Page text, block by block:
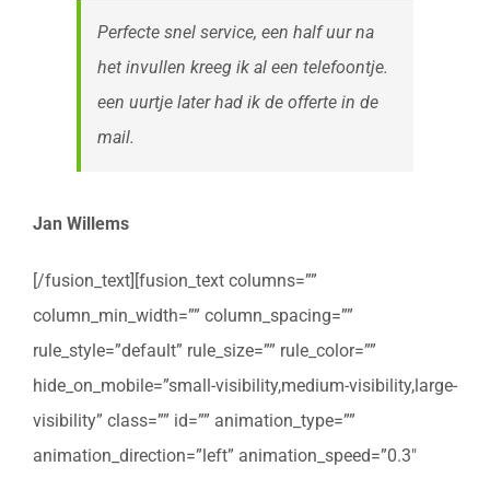
Perfecte snel service, een half uur na
het invullen kreeg ik al een telefoontje.
een uurtje later had ik de offerte in de
mail.
Jan Willems
[/fusion_text][fusion_text columns=””
column_min_width=”” column_spacing=””
rule_style=”default” rule_size=”” rule_color=””
hide_on_mobile=”small-visibility,medium-visibility,large-
visibility” class=”” id=”” animation_type=””
animation_direction=”left” animation_speed=”0.3″